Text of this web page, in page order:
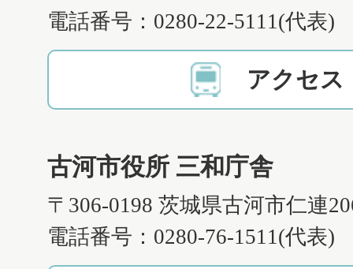
電話番号：0280-22-5111(代表)
アクセス
古河市役所 三和庁舎
〒306-0198 茨城県古河市仁連
電話番号：0280-76-1511(代表)